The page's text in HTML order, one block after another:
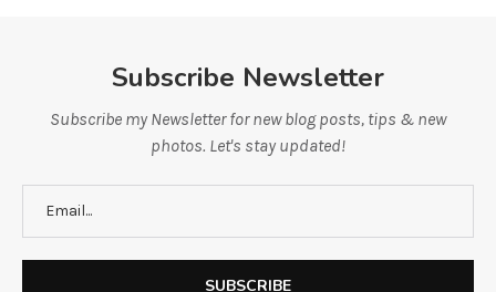
Subscribe Newsletter
Subscribe my Newsletter for new blog posts, tips & new
photos. Let's stay updated!